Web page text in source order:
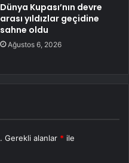
Dünya Kupası’nın devre
arası yıldızlar geçidine
sahne oldu
Ağustos 6, 2026
Gerekli alanlar * ile